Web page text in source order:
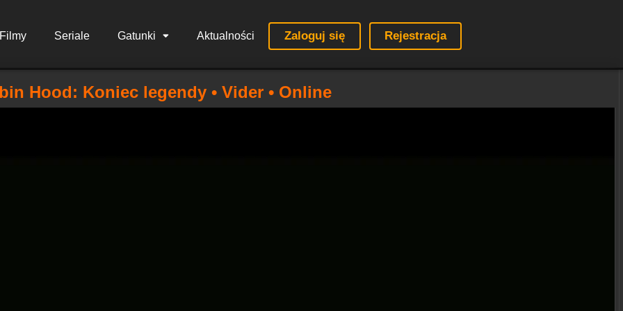
Seriale Gatunki Aktualności Zaloguj się Rejestracja
Hood: Koniec legendy • Vider • Online